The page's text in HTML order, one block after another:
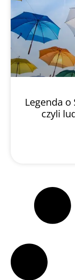
Legenda
czyli